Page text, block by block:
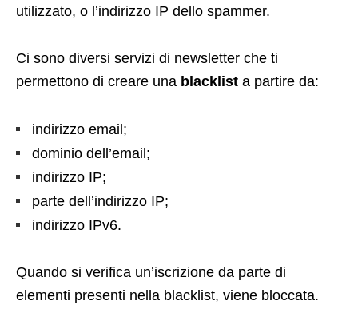
utilizzato, o l’indirizzo IP dello spammer.
Ci sono diversi servizi di newsletter che ti
permettono di creare una blacklist a partire da:
indirizzo email;
dominio dell’email;
indirizzo IP;
parte dell’indirizzo IP;
indirizzo IPv6.
Quando si verifica un’iscrizione da parte di
elementi presenti nella blacklist, viene bloccata.